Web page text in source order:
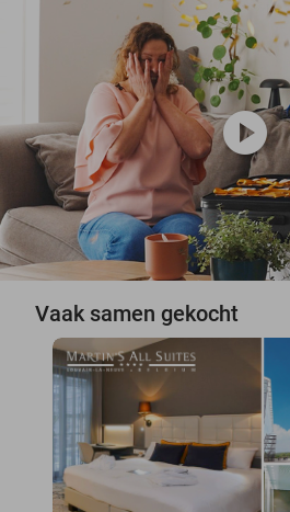
play_circle
Vaak samen gekocht